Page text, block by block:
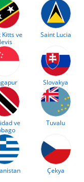
Kitts ve
Saint Lucia
Slovakya
ve
Tuvalu
Çekya